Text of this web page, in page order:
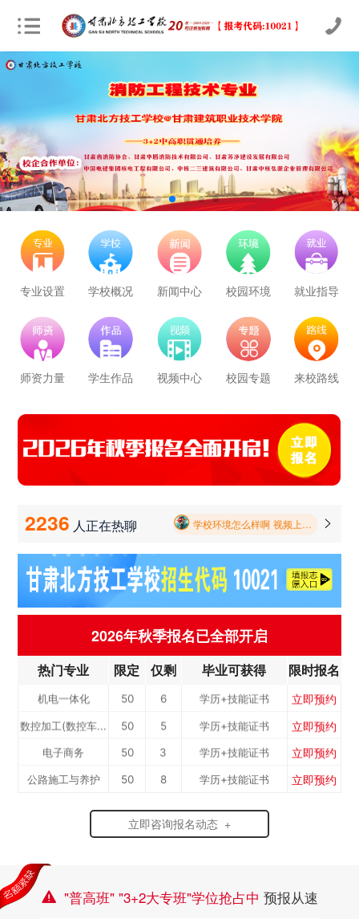
专业设置 学校概况 新闻中心 校园环境 就业指导
师资力量 学生作品 视频中心 校园专题 来校路线
2236 人正在热聊
学校里面的漂亮女孩子多不多呀
报名要带哪些东西
毕业以后的就业率怎么样呀
学校环境怎么样啊 视频上看上去还挺不 错的 有实地去看过的么 
2026年秋季报名已全部开启
热门专业 限定 仅剩 毕业可获得 限时报名
公路施工与养护 50 8 学历+技能证书 立即预约
立即预约
电力机车运用与
检...
50 学历+技能证书 立即预约
中西面点 40 3 学历+技能证书 立即预约
烹饪专业 40 10 学历+技能证书 立即预约
消防工程技术 50 6 学历+技能证书 立即预约
50 7 学历+技能证书
计算机应用与维修 50 3 学历+技能证书 立即预约
机电一体化 50 6 学历+技能证书 立即预约
数控加工(数控车... 50 5 学历+技能证书 立即预约
电子商务 50 3 学历+技能证书 立即预约
公路施工与养护 50 8 学历+技能证书 立即预约
100 2 学历+技能证书
烹饪专业 10 学历+技能证书 立即预约
立即咨询报名动态 +
 "普高班" "3+2大专班"学位抢占中 预报从速